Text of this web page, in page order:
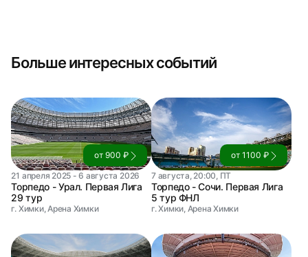
Больше интересных событий
от 900 ₽
21 апреля 2025 - 6 августа 2026
Торпедо - Урал. Первая Лига
29 тур
г. Химки, Арена Химки
от 1100 ₽
7 августа, 20:00, ПТ
Торпедо - Сочи. Первая Лига
5 тур ФНЛ
г. Химки, Арена Химки